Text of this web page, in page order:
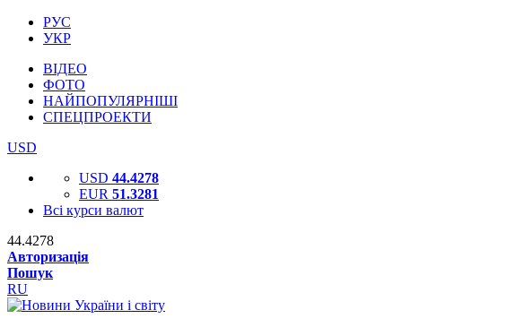
РУС
УКР
ВІДЕО
ФОТО
НАЙПОПУЛЯРНІШІ
СПЕЦПРОЕКТИ
USD
USD 44.4278
EUR 51.3281
Всі курси валют
44.4278
Авторизація
Пошук
RU